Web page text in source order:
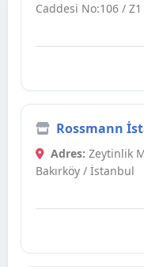
Caddesi No:106 /
Rossmann
Adres: Zeytinlik
Bakırköy / İstanbul